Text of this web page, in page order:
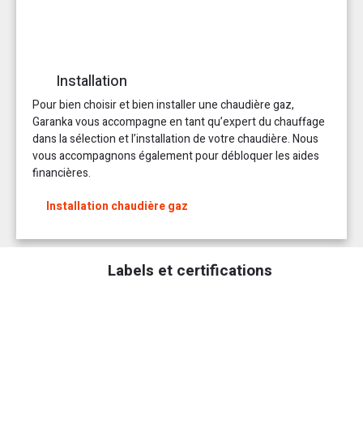
Installation
Pour bien choisir et bien installer une chaudière gaz,
Garanka vous accompagne en tant qu’expert du chauffage
dans la sélection et l’installation de votre chaudière. Nous
vous accompagnons également pour débloquer les aides
financières.
Installation chaudière gaz
Labels et certifications